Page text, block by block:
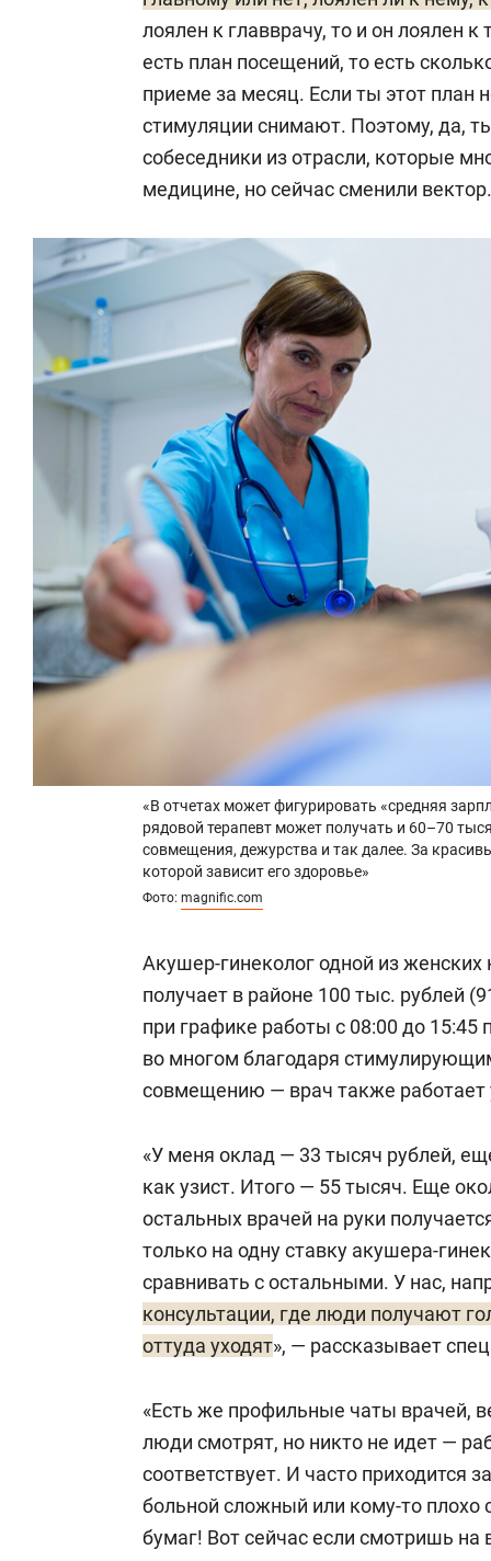
лоялен к главврачу, то и он лоялен
есть план посещений, то есть
приеме за месяц. Если ты этот план
стимуляции снимают. Поэтому, да,
собеседники из отрасли, которые
медицине, но сейчас сменили вектор.
«В отчетах может фигурировать «средняя
рядовой терапевт может получать и 60–70
совмещения, дежурства и так далее. За
которой зависит его здоровье»
Фото: magnific.com
Акушер-гинеколог одной из женских
получает в районе 100 тыс. рублей
при графике работы с 08:00 до 15:45
во многом благодаря
совмещению — врач также работает
«У меня оклад — 33 тысяч рублей,
как узист. Итого — 55 тысяч. Еще
остальных врачей на руки
только на одну ставку акушера-
сравнивать с остальными. У нас,
консультации, где люди получают
оттуда уходят», — рассказывает
«Есть же профильные чаты врачей,
люди смотрят, но никто не идет —
соответствует. И часто приходится
больной сложный или кому-то плохо
бумаг! Вот сейчас если смотришь